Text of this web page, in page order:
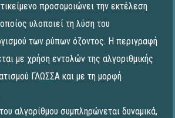
προσομοιώνει την εκτέλεση
υλοποιεί τη λύση του
των ρύπων όζοντος. Η περιγραφή
με χρήση εντολών της αλγοριθμικής
ΓΛΩΣΣΑ και με τη μορφή
αλγορίθμου συμπληρώνεται δυναμικά,